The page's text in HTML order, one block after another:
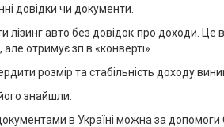
довідки чи документи.
авто без довідок про доходи. Це
отримує зп в «конверті».
розмір та стабільність доходу
знайшли.
в Україні можна за допомоги